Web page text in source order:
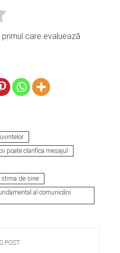
care evaluează
poate clarifica mesajul
stima de sine
al comunicării
POST